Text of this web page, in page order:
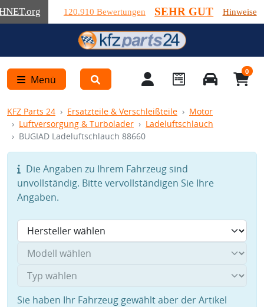
.org 120.910 Bewertungen SEHR GUT Hinweise
Menü
0
KFZ Parts 24 Ersatzteile & Verschleißteile
Motor
Luftversorgung & Turbolader
Ladeluftschlauch
BUGIAD Ladeluftschlauch 88660
Die Angaben zu Ihrem Fahrzeug sind
unvollständig. Bitte vervollständigen Sie Ihre
Angaben.
Sie haben Ihr Fahrzeug gewählt aber der Artikel